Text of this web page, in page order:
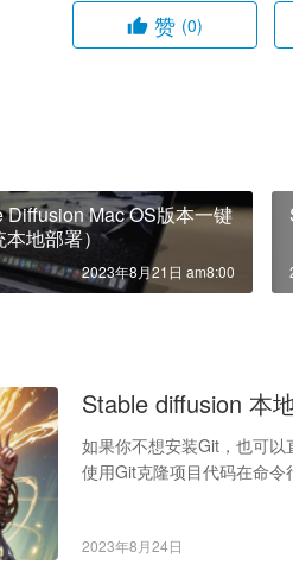
赞 (0)
OS版本一键
本地部署）
2023年8月21日 am8:00
Stable diffusion 本
如果你不想安装Git，也可以
使用Git克隆项目代码在命
2023年8月24日